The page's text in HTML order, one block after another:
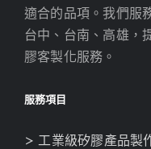
適合的品項。我們服
台中、台南、高雄，
膠客製化服務。
服務項目
> 工業級矽膠產品製